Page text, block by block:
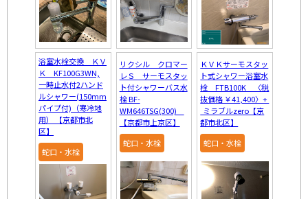
浴室水栓交換 ＫＶ
Ｋ KF100G3WN,
一時止水付2ハンド
ルシャワー(150mm
パイプ付)（寒冷地
用） 【京都市北
区】
蛇口・水栓
リクシル クロマー
レＳ サーモスタッ
ト付シャワーバス水
栓 BF-
WM646TSG(300)
【京都市上京区】
蛇口・水栓
ＫＶＫサーモスタッ
ト式シャワー浴室水
栓 FTB100K 〈税
抜価格 ￥41,400〉+
ミラブルzero【京
都市北区】
蛇口・水栓